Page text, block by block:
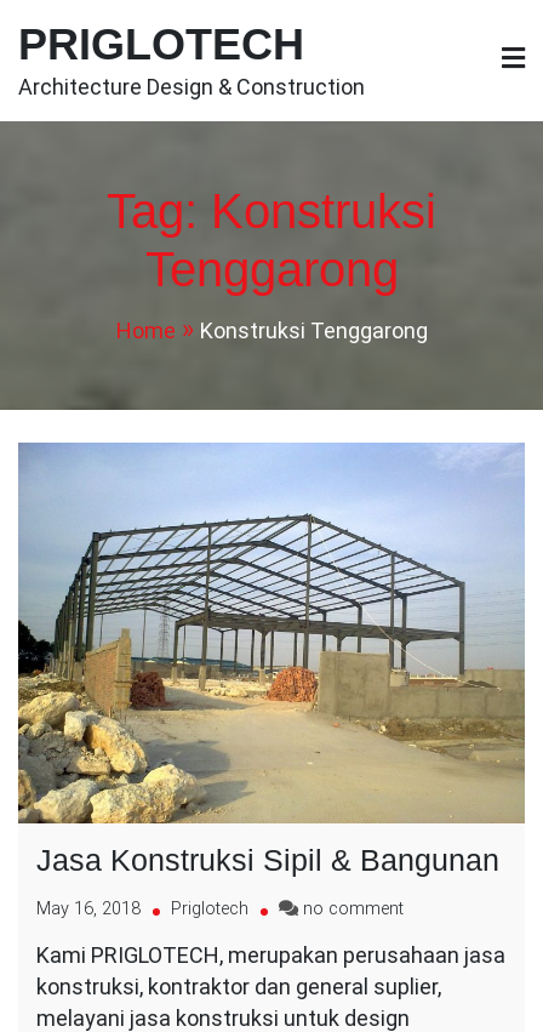
content
PRIGLOTECH
Architecture Design & Construction
Tag: Konstruksi
Tenggarong
Home Konstruksi Tenggarong
Jasa Konstruksi Sipil & Bangunan
May 16, 2018 Priglotech no commenton
Konstruksi
Sipil
&
Kami PRIGLOTECH, merupakan perusahaan jasa
konstruksi, kontraktor dan general suplier,
melayani jasa konstruksi untuk design